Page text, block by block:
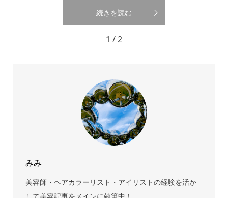
続きを読む
1 / 2
みみ
美容師・ヘアカラーリスト・アイリストの経験を活か
して美容記事をメインに執筆中！